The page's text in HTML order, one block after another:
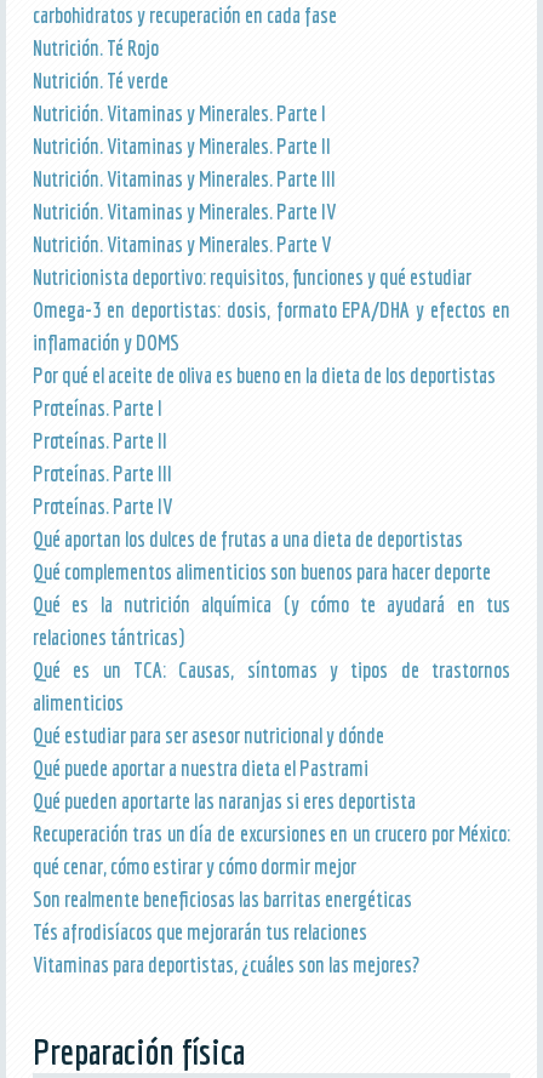
carbohidratos y recuperación en cada fase
Nutrición. Té Rojo
Nutrición. Té verde
Nutrición. Vitaminas y Minerales. Parte I
Nutrición. Vitaminas y Minerales. Parte II
Nutrición. Vitaminas y Minerales. Parte III
Nutrición. Vitaminas y Minerales. Parte IV
Nutrición. Vitaminas y Minerales. Parte V
Nutricionista deportivo: requisitos, funciones y qué estudiar
Omega-3 en deportistas: dosis, formato EPA/DHA y efectos en
inflamación y DOMS
Por qué el aceite de oliva es bueno en la dieta de los deportistas
Proteínas. Parte I
Proteínas. Parte II
Proteínas. Parte III
Proteínas. Parte IV
Qué aportan los dulces de frutas a una dieta de deportistas
Qué complementos alimenticios son buenos para hacer deporte
Qué es la nutrición alquímica (y cómo te ayudará en tus
relaciones tántricas)
Qué es un TCA: Causas, síntomas y tipos de trastornos
alimenticios
Qué estudiar para ser asesor nutricional y dónde
Qué puede aportar a nuestra dieta el Pastrami
Qué pueden aportarte las naranjas si eres deportista
Recuperación tras un día de excursiones en un crucero por México:
qué cenar, cómo estirar y cómo dormir mejor
Son realmente beneficiosas las barritas energéticas
Tés afrodisíacos que mejorarán tus relaciones
Vitaminas para deportistas, ¿cuáles son las mejores?
Preparación física